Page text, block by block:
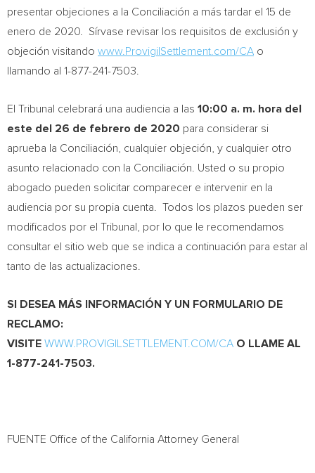
presentar objeciones a la Conciliación a más tardar el 15 de
enero de 2020. Sírvase revisar los requisitos de exclusión y
objeción visitando www.ProvigilSettlement.com/CA o
llamando al 1-877-241-7503.
El Tribunal celebrará una audiencia a las 10:00 a. m. hora del
este del 26 de febrero de 2020 para considerar si
aprueba la Conciliación, cualquier objeción, y cualquier otro
asunto relacionado con la Conciliación. Usted o su propio
abogado pueden solicitar comparecer e intervenir en la
audiencia por su propia cuenta. Todos los plazos pueden ser
modificados por el Tribunal, por lo que le recomendamos
consultar el sitio web que se indica a continuación para estar al
tanto de las actualizaciones.
SI DESEA MÁS INFORMACIÓN Y UN FORMULARIO DE
RECLAMO:
VISITE WWW.PROVIGILSETTLEMENT.COM/CA O LLAME AL
1-877-241-7503.
FUENTE Office of the California Attorney General